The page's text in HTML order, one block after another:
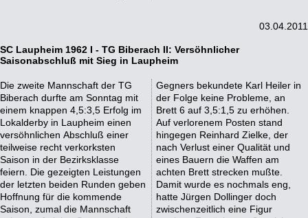
03.04.2011
SC Laupheim 1962 I - TG Biberach II: Versöhnlicher
Saisonabschluß mit Sieg in Laupheim
Die zweite Mannschaft der TG
Biberach durfte am Sonntag mit
einem knappen 4,5:3,5 Erfolg im
Lokalderby in Laupheim einen
versöhnlichen Abschluß einer
teilweise recht verkorksten
Saison in der Bezirksklasse
feiern. Die gezeigten Leistungen
der letzten beiden Runden geben
Hoffnung für die kommende
Saison, zumal die Mannschaft
Gegners bekundete Karl Heiler in
der Folge keine Probleme, an
Brett 6 auf 3,5:1,5 zu erhöhen.
Auf verlorenem Posten stand
hingegen Reinhard Zielke, der
nach Verlust einer Qualität und
eines Bauern die Waffen am
achten Brett strecken mußte.
Damit wurde es nochmals eng,
hatte Jürgen Dollinger doch
zwischenzeitlich eine Figur